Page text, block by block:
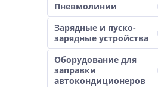
Пневмолинии
Зарядные и пуско-
зарядные устройства
Оборудование для
заправки
автокондиционеров